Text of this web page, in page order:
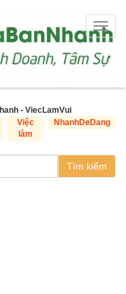
- ViecLamVui
Việc
làm
NhanhDeDang
Tìm kiếm